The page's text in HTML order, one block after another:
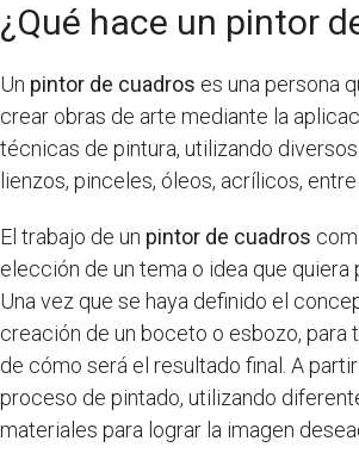
¿Qué hace un pintor
Un pintor de cuadros es una persona
crear obras de arte mediante la
técnicas de pintura, utilizando
lienzos, pinceles, óleos, acrílicos,
El trabajo de un pintor de cuadros
elección de un tema o idea que quiera
Una vez que se haya definido el
creación de un boceto o esbozo, para
de cómo será el resultado final. A partir
proceso de pintado, utilizando
materiales para lograr la imagen